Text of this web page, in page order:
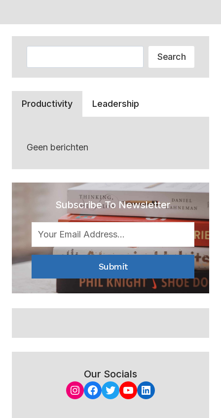
Search
Productivity Leadership
Geen berichten
Subscribe To Newsletter
Submit
Our Socials
Instagram
Facebook
Twitter
YouTube
LinkedIn